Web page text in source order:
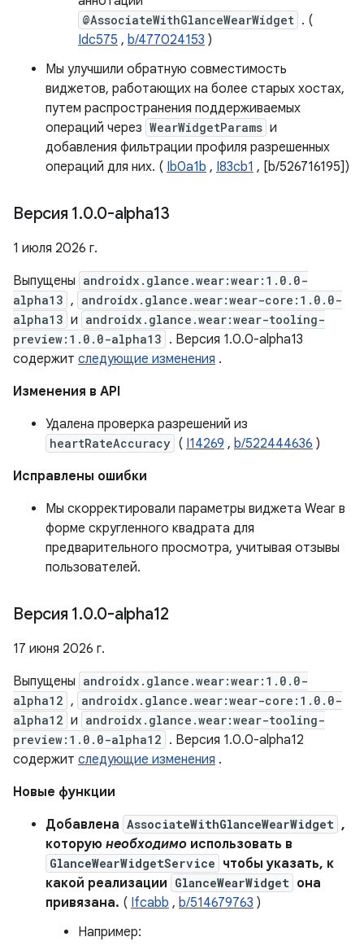
@AssociateWithGlanceWearWidget . (
Idc575 , b/477024153 )
Мы улучшили обратную совместимость
виджетов, работающих на более старых хостах,
путем распространения поддерживаемых
операций через WearWidgetParams и
добавления фильтрации профиля разрешенных
операций для них. ( Ib0a1b , I83cb1 , [b/526716195])
Версия 1.0.0-alpha13
1 июля 2026 г.
Выпущены androidx.glance.wear:wear:1.0.0-
alpha13 , androidx.glance.wear:wear-core:1.0.0-
alpha13 и androidx.glance.wear:wear-tooling-
preview:1.0.0-alpha13 . Версия 1.0.0-alpha13
содержит следующие изменения .
Изменения в API
Удалена проверка разрешений из
heartRateAccuracy ( I14269 , b/522444636 )
Исправлены ошибки
Мы скорректировали параметры виджета Wear в
форме скругленного квадрата для
предварительного просмотра, учитывая отзывы
пользователей.
Версия 1.0.0-alpha12
17 июня 2026 г.
Выпущены androidx.glance.wear:wear:1.0.0-
alpha12 , androidx.glance.wear:wear-core:1.0.0-
alpha12 и androidx.glance.wear:wear-tooling-
preview:1.0.0-alpha12 . Версия 1.0.0-alpha12
содержит следующие изменения .
Новые функции
Добавлена AssociateWithGlanceWearWidget ,
которую необходимо использовать в
GlanceWearWidgetService чтобы указать, к
какой реализации GlanceWearWidget она
привязана. ( Ifcabb , b/514679763 )
Например: